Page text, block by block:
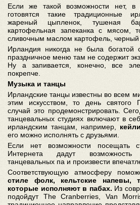
Если же такой возможности нет, в
готовятся такие традиционные
жареный цыпленок, тушеная
картофельная запеканка с мясом,
сливочным маслом картофель, черный
Ирландия никогда не была богатой
праздничное меню там не содержит
Ну а запивается, конечно, все
покрепче.
Музыка и танцы
Ирландские танцы известны во всем
этим искусством, то день святого
случай это продемонстрировать.
танцевальных студиях включают в
ирландским танцам, например, кейли
его можно исполнять с друзьями.
Если нет возможности посещать
Интернета дадут возможность
танцевальных па и произвести
Соответствующую атмосферу
стиле фолк, кельтские напевы,
которые исполняют в пабах. Из
подойдут The Cranberries, Van